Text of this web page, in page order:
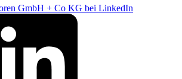
GmbH + Co KG bei LinkedIn